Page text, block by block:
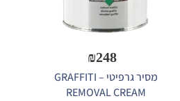
₪248
מסיר גרפיטי – GRAFFITI
REMOVAL CREAM